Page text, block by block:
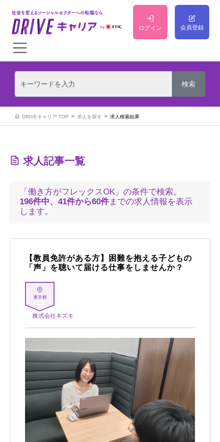
ログイン 会員登録
DRIVEキャリア TOP 求人を探す 求人検索結果
求人記事一覧
「働き方がフレックスOK」の条件で検索。
196件中、41件から60件までの求人情報を表示
します。
【教員免許がある方】困難を抱える子どもの
「声」を聴いて届ける仕事をしませんか？
東京都
株式会社キズキ